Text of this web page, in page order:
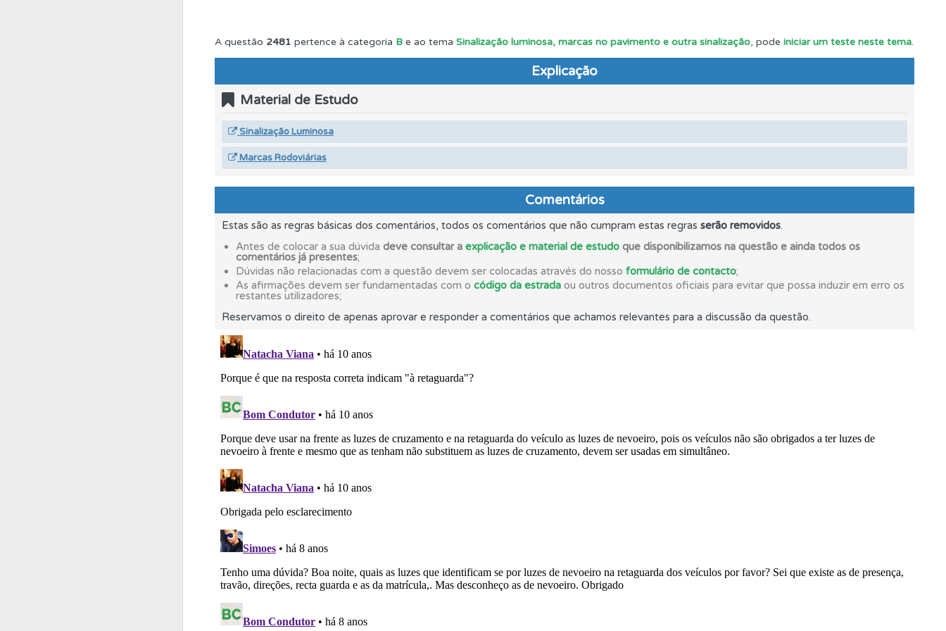
O teste "Difícil" apresenta-lhe as questões mais falhadas na plataforma.
Conta Crie uma conta para ter acesso às suas estatísticas em qualquer equipamento.
Testemunhos Veja os testemunhos dos nossos utilizadores e deixe o seu!
Questões Pode guardar uma questão colocando-a como favorita.
Veja as questões que errou no seu perfil.
Biblioteca Consulte o código da estrada na nossa biblioteca.
Questões
Ajuda Use os atalhos de teclado para responder aos testes mais rapidamente.
A questão 2481 pertence à categoria B e ao tema Sinalização luminosa, marcas no pavimento e outra sinalização, pode iniciar um teste neste tema.
Explicação
Material de Estudo
Sinalização Luminosa
Marcas Rodoviárias
Comentários
Estas são as regras básicas dos comentários, todos os comentários que não cumpram estas regras serão removidos.
Antes de colocar a sua dúvida deve consultar a explicação e material de estudo que disponibilizamos na questão e ainda todos os
comentários já presentes;
Dúvidas não relacionadas com a questão devem ser colocadas através do nosso formulário de contacto;
As afirmações devem ser fundamentadas com o código da estrada ou outros documentos oficiais para evitar que possa induzir em erro os
restantes utilizadores;
Reservamos o direito de apenas aprovar e responder a comentários que achamos relevantes para a discussão da questão.